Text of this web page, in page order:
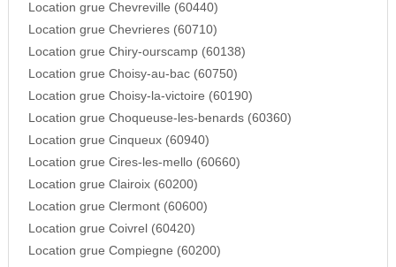
Location grue Chevreville (60440)
Location grue Chevrieres (60710)
Location grue Chiry-ourscamp (60138)
Location grue Choisy-au-bac (60750)
Location grue Choisy-la-victoire (60190)
Location grue Choqueuse-les-benards (60360)
Location grue Cinqueux (60940)
Location grue Cires-les-mello (60660)
Location grue Clairoix (60200)
Location grue Clermont (60600)
Location grue Coivrel (60420)
Location grue Compiegne (60200)